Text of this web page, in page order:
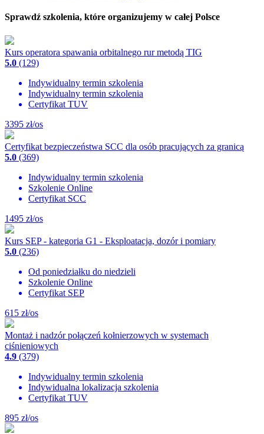
Sprawdź szkolenia, które organizujemy w całej Polsce
Kurs operatora spawania orbitalnego rur metodą TIG
5.0 (129)
Indywidualny termin szkolenia
Indywidualny termin szkolenia
Certyfikat TUV
3395 zł/os
Certyfikat bezpieczeństwa SCC dla osób pracujących za granicą
5.0 (369)
Indywidualny termin szkolenia
Szkolenie Online
Certyfikat SCC
1495 zł/os
Kurs SEP - kategoria G1 - Eksploatacja, dozór i pomiary
5.0 (236)
Od poniedziałku do niedzieli
Szkolenie Online
Certyfikat SEP
615 zł/os
Montaż i nadzór połączeń kołnierzowych w systemach
ciśnieniowych
4.9 (379)
Indywidualny termin szkolenia
Indywidualna lokalizacja szkolenia
Certyfikat TUV
895 zł/os